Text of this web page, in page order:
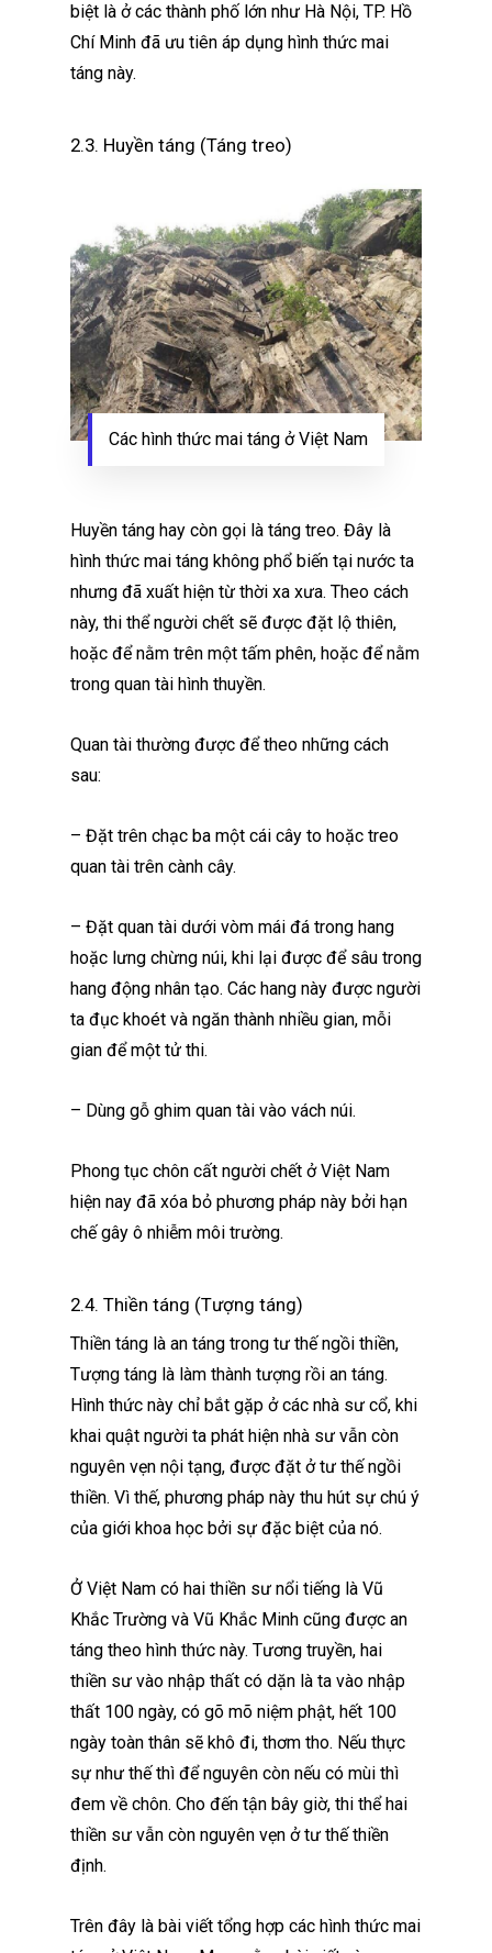
biệt là ở các thành phố lớn như Hà Nội, TP. Hồ
Chí Minh đã ưu tiên áp dụng hình thức mai
táng này.
2.3. Huyền táng (Táng treo)
Các hình thức mai táng ở Việt Nam
Huyền táng hay còn gọi là táng treo. Đây là
hình thức mai táng không phổ biến tại nước ta
nhưng đã xuất hiện từ thời xa xưa. Theo cách
này, thi thể người chết sẽ được đặt lộ thiên,
hoặc để nằm trên một tấm phên, hoặc để nằm
trong quan tài hình thuyền.
Quan tài thường được để theo những cách
sau:
– Đặt trên chạc ba một cái cây to hoặc treo
quan tài trên cành cây.
– Đặt quan tài dưới vòm mái đá trong hang
hoặc lưng chừng núi, khi lại được để sâu trong
hang động nhân tạo. Các hang này được người
ta đục khoét và ngăn thành nhiều gian, mỗi
gian để một tử thi.
– Dùng gỗ ghim quan tài vào vách núi.
Phong tục chôn cất người chết ở Việt Nam
hiện nay đã xóa bỏ phương pháp này bởi hạn
chế gây ô nhiễm môi trường.
2.4. Thiền táng (Tượng táng)
Thiền táng là an táng trong tư thế ngồi thiền,
Tượng táng là làm thành tượng rồi an táng.
Hình thức này chỉ bắt gặp ở các nhà sư cổ, khi
khai quật người ta phát hiện nhà sư vẫn còn
nguyên vẹn nội tạng, được đặt ở tư thế ngồi
thiền. Vì thế, phương pháp này thu hút sự chú ý
của giới khoa học bởi sự đặc biệt của nó.
Ở Việt Nam có hai thiền sư nổi tiếng là Vũ
Khắc Trường và Vũ Khắc Minh cũng được an
táng theo hình thức này. Tương truyền, hai
thiền sư vào nhập thất có dặn là ta vào nhập
thất 100 ngày, có gõ mõ niệm phật, hết 100
ngày toàn thân sẽ khô đi, thơm tho. Nếu thực
sự như thế thì để nguyên còn nếu có mùi thì
đem về chôn. Cho đến tận bây giờ, thi thể hai
thiền sư vẫn còn nguyên vẹn ở tư thế thiền
định.
Trên đây là bài viết tổng hợp các hình thức mai